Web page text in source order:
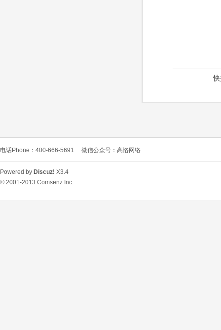
电话Phone：400-666-5691 微信公众号：高恪网络
Powered by Discuz! X3.4
© 2001-2013 Comsenz Inc.